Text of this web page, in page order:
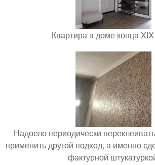
Квартира в доме конца
Надоело периодически
применить другой подход, а именно
фактурной